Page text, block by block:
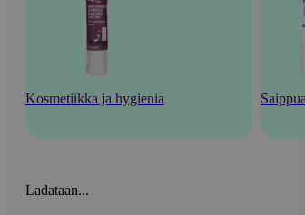
Kosmetiikka ja hygienia
Ladataan...